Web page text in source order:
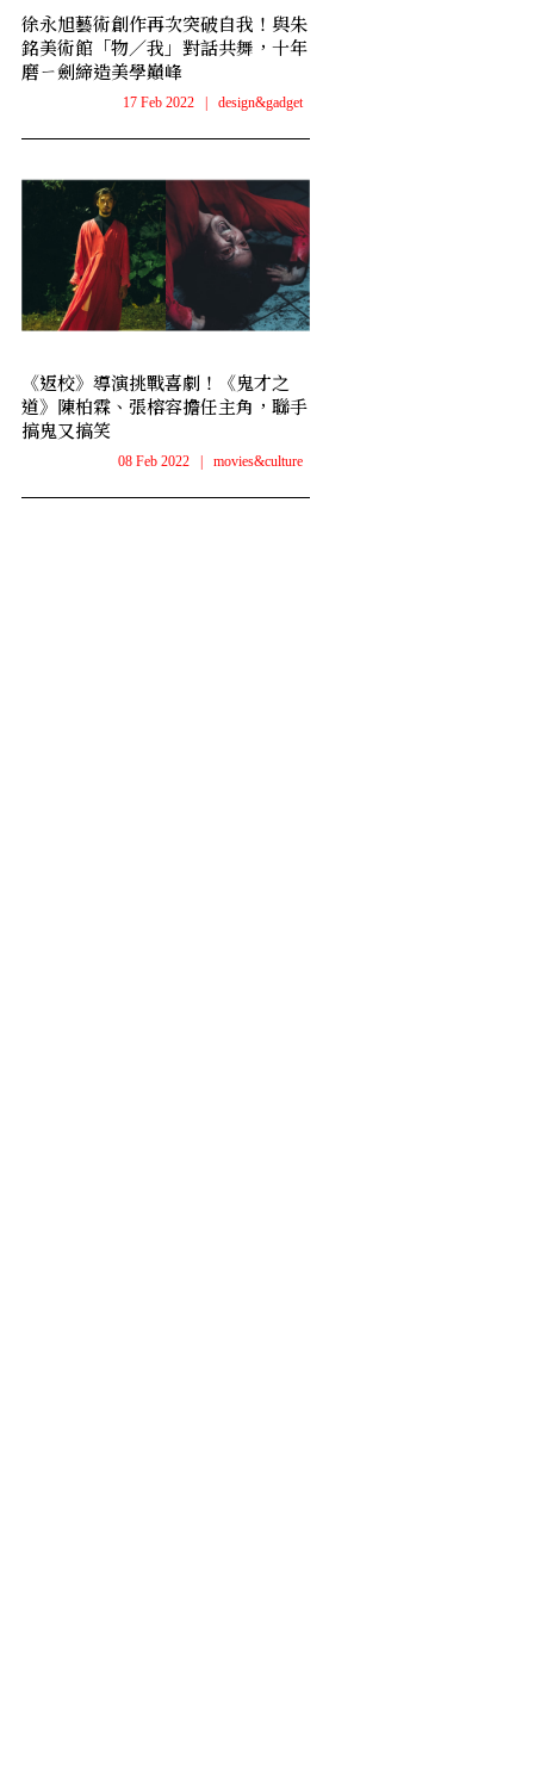
徐永旭藝術創作再次突破自我！與朱
銘美術館「物／我」對話共舞，十年
磨ㄧ劍締造美學巔峰
17 Feb 2022 design&gadget
《返校》導演挑戰喜劇！《鬼才之
道》陳柏霖、張榕容擔任主角，聯手
搞鬼又搞笑
08 Feb 2022 movies&culture